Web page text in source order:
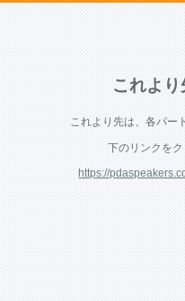
これよ
これより先は、各パー
下のリンクを
https://